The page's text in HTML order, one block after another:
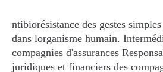
ntibiorésistance des gestes
dans lorganisme humain.
compagnies d'assurances
juridiques et financiers des